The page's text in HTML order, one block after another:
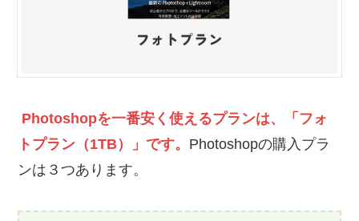
Photoshopを一番安く使えるプランは、「フォ
トプラン（1TB）」です。 Photoshopの購入プラ
ンは３つあります。